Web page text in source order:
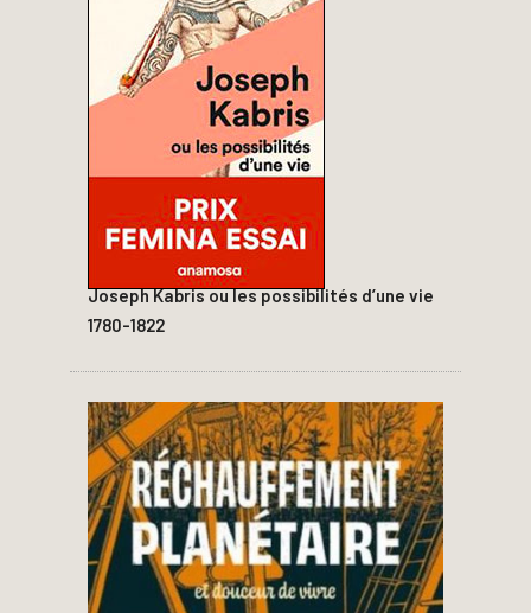
Joseph Kabris ou les possibilités d’une vie
1780-1822